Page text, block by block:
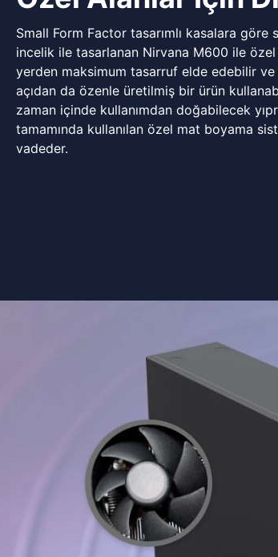
Small Form Factor tasarımlı kasalara göre
incelik ile tasarlanan Nirvana M600 ile özel
yerden maksimum tasarruf elde edebilir
açıdan da özenle üretilmiş bir ürün
zaman içinde kullanımdan doğabilecek
tamamında kullanılan özel mat boyama
vadeder.